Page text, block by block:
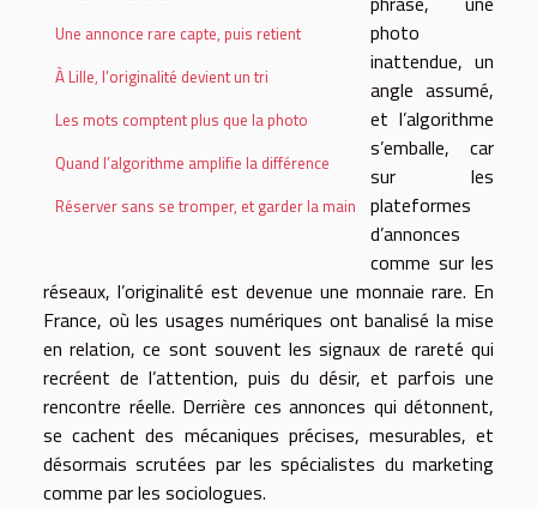
Une annonce rare capte, puis retient
À Lille, l’originalité devient un tri
Les mots comptent plus que la photo
Quand l’algorithme amplifie la différence
Réserver sans se tromper, et garder la main
photo
inattendue, un
angle assumé,
et l’algorithme
s’emballe, car
sur les
plateformes
d’annonces
comme sur les
réseaux, l’originalité est devenue une monnaie rare. En
France, où les usages numériques ont banalisé la mise
en relation, ce sont souvent les signaux de rareté qui
recréent de l’attention, puis du désir, et parfois une
rencontre réelle. Derrière ces annonces qui détonnent,
se cachent des mécaniques précises, mesurables, et
désormais scrutées par les spécialistes du marketing
comme par les sociologues.